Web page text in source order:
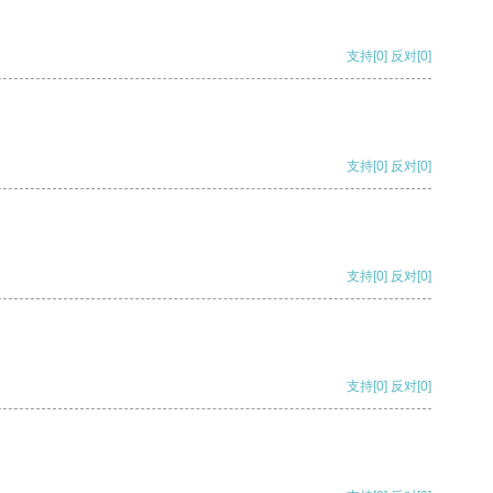
支持[0] 反对[0]
支持[0] 反对[0]
支持[0] 反对[0]
支持[0] 反对[0]